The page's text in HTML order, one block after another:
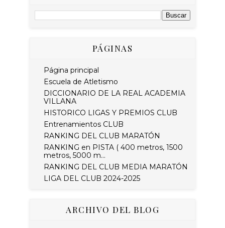
PÁGINAS
Página principal
Escuela de Atletismo
DICCIONARIO DE LA REAL ACADEMIA
VILLANA
HISTORICO LIGAS Y PREMIOS CLUB
Entrenamientos CLUB
RANKING DEL CLUB MARATÓN
RANKING en PISTA ( 400 metros, 1500
metros, 5000 m...
RANKING DEL CLUB MEDIA MARATÓN
LIGA DEL CLUB 2024-2025
ARCHIVO DEL BLOG